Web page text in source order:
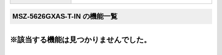
MSZ-5626GXAS-T-IN の機能一覧
※該当する機能は見つかりませんでした。